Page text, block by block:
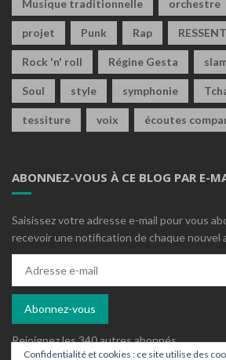
Musique traditionnelle orchestre
projet Punk Rap
Rock 'n' roll Régine Gesta
Soul style symphonie
tessiture voix écoutes
ABONNEZ-VOUS À CE BLOG PAR E-
Saisissez votre adresse e-mail pour vous
recevoir une notification de chaque nouvel
mail
Abonnez-vous
Rejoignez les 340 autres abonnés
Confidentialité et cookies : ce site utilise des